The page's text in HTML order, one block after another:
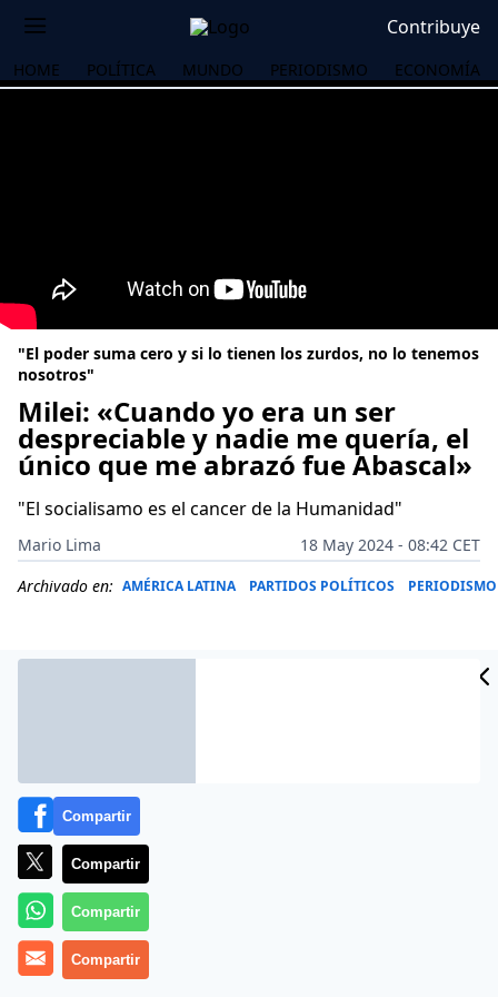
Contribuye
HOME POLÍTICA MUNDO PERIODISMO ECONOMÍA
"El poder suma cero y si lo tienen los zurdos, no lo tenemos
nosotros"
Milei: «Cuando yo era un ser
despreciable y nadie me quería, el
único que me abrazó fue Abascal»
"El socialisamo es el cancer de la Humanidad"
Mario Lima
18 May 2024 - 08:42 CET
Archivado en: AMÉRICA LATINA PARTIDOS POLÍTICOS PERIODISMO
Más información
Compartir
Compartir
Compartir
Compartir